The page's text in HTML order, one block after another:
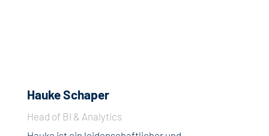
Hauke Schaper
Head of BI & Analytics